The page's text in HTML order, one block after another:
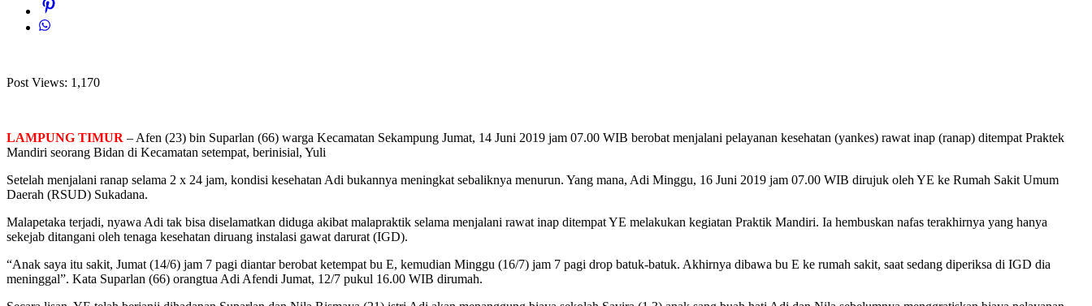
Post Views: 1,170
LAMPUNG TIMUR – Afen (23) bin Suparlan (66) warga Kecamatan Sekampung Jumat, 14 Juni 2019 jam 07.00 WIB berobat menjalani pelayanan kesehatan (yankes) rawat inap (ranap) ditempat Praktek
Mandiri seorang Bidan di Kecamatan setempat, berinisial, Yuli
Setelah menjalani ranap selama 2 x 24 jam, kondisi kesehatan Adi bukannya meningkat sebaliknya menurun. Yang mana, Adi Minggu, 16 Juni 2019 jam 07.00 WIB dirujuk oleh YE ke Rumah Sakit Umum
Daerah (RSUD) Sukadana.
Malapetaka terjadi, nyawa Adi tak bisa diselamatkan diduga akibat malapraktik selama menjalani rawat inap ditempat YE melakukan kegiatan Praktik Mandiri. Ia hembuskan nafas terakhirnya yang hanya
sekejab ditangani oleh tenaga kesehatan diruang instalasi gawat darurat (IGD).
“Anak saya itu sakit, Jumat (14/6) jam 7 pagi diantar berobat ketempat bu E, kemudian Minggu (16/7) jam 7 pagi drop batuk-batuk. Akhirnya dibawa bu E ke rumah sakit, saat sedang diperiksa di IGD dia
meninggal”. Kata Suparlan (66) orangtua Adi Afendi Jumat, 12/7 pukul 16.00 WIB dirumah.